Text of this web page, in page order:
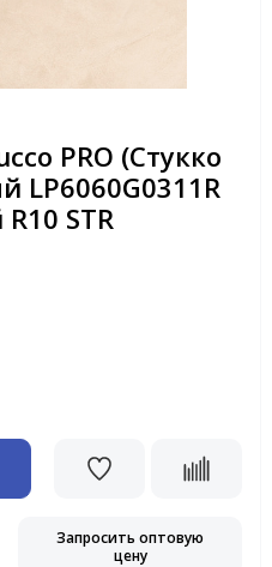
PRO (Стукко
LP6060G0311R
STR
Запросить оптовую
цену